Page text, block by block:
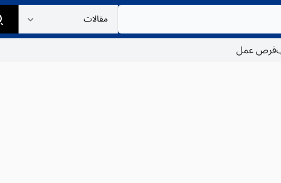
فرص عمل